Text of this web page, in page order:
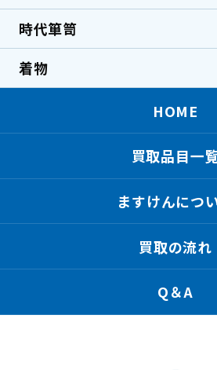
時代箪笥
着物
HOME
買取品目一
ますけんにつ
買取の流れ
Q＆A